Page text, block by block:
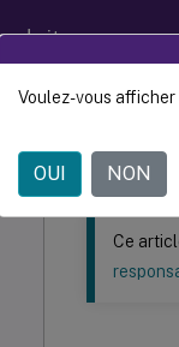
Ce contenu a
Agent
Ce
Voulez-vous
OUI NON